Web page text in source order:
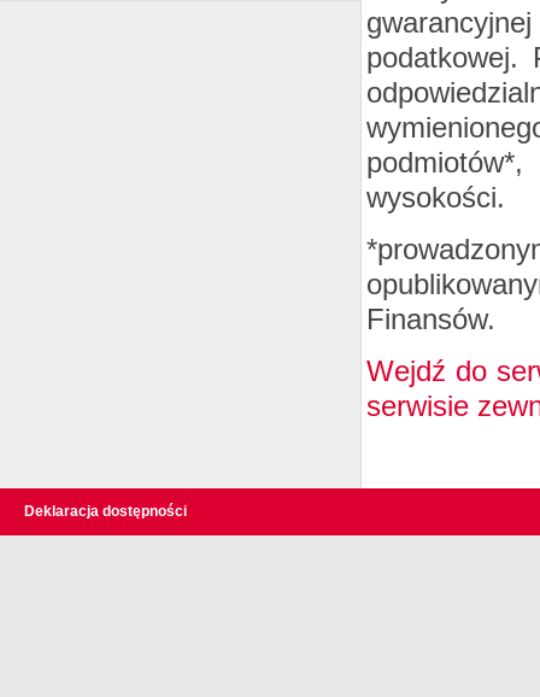
podatkowej.
podmiotów*,
wysokości.
Finansów.
Wejdź do
serwisie
Deklaracja dostępności